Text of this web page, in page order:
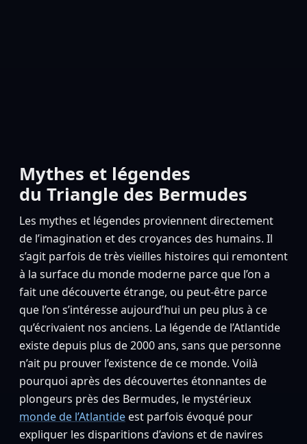
Mythes et légendes
du Triangle des Bermudes
Les mythes et légendes proviennent directement
de l’imagination et des croyances des humains. Il
s’agit parfois de très vieilles histoires qui remontent
à la surface du monde moderne parce que l’on a
fait une découverte étrange, ou peut-être parce
que l’on s’intéresse aujourd’hui un peu plus à ce
qu’écrivaient nos anciens. La légende de l’Atlantide
existe depuis plus de 2000 ans, sans que personne
n’ait pu prouver l’existence de ce monde. Voilà
pourquoi après des découvertes étonnantes de
plongeurs près des Bermudes, le mystérieux
monde de l’Atlantide est parfois évoqué pour
expliquer les disparitions d’avions et de navires